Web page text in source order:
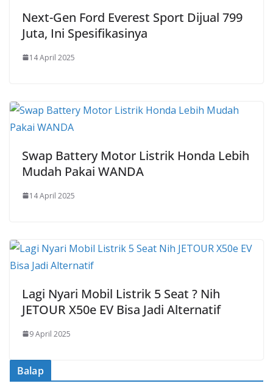
Next-Gen Ford Everest Sport Dijual 799
Juta, Ini Spesifikasinya
14 April 2025
Swap Battery Motor Listrik Honda Lebih
Mudah Pakai WANDA
14 April 2025
Lagi Nyari Mobil Listrik 5 Seat ? Nih
JETOUR X50e EV Bisa Jadi Alternatif
9 April 2025
Balap